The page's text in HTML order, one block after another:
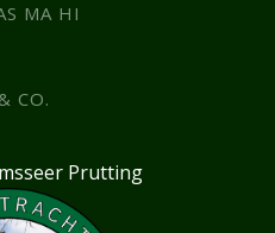
MA HI
CO.
Prutting